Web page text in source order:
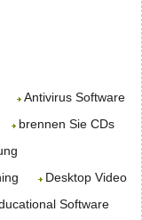
Antivirus Software
brennen Sie CDs
Desktop Video
Software